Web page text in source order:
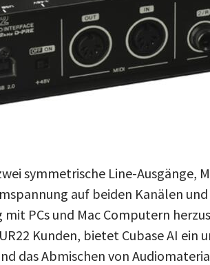
symmetrische Line-Ausgänge,
auf beiden Kanälen und
PCs und Mac Computern
Kunden, bietet Cubase AI ein
das Abmischen von